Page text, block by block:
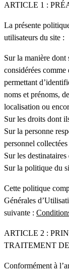
ARTICLE 1 :
La présente
utilisateurs du site :
Sur la manière dont
considérées
permettant
noms et prénoms,
localisation ou
Sur les droits dont
Sur la personne
personnel collectées
Sur les
Sur la politique du
Cette politique
Générales
suivante :
ARTICLE 2 :
TRAITEMENT
Conformément à